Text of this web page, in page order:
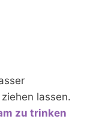
lassen.
zu trinken